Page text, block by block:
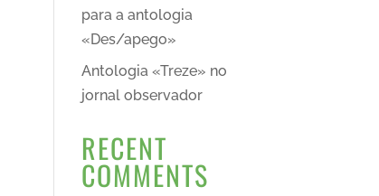
para a antologia
«Des/apego»
Antologia «Treze» no
jornal observador
RECENT
COMMENTS